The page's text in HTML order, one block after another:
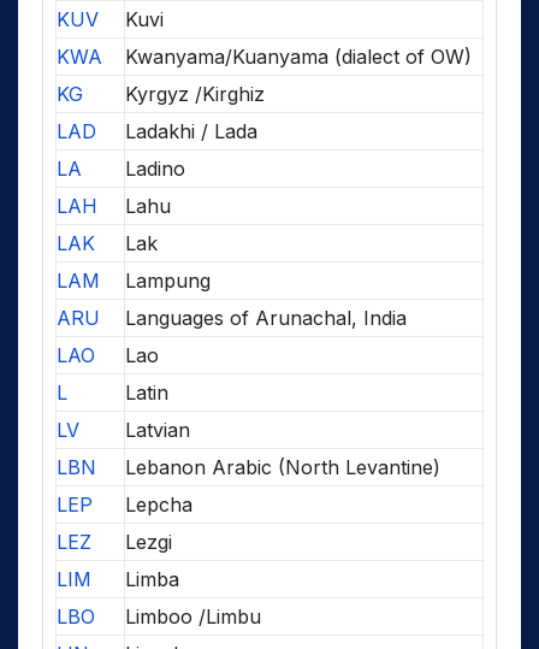
KUV
Kuvi
KWA
Kwanyama/Kuanyama (dialect of OW)
KG
Kyrgyz /Kirghiz
LAD
Ladakhi / Lada
LA
Ladino
LAH
Lahu
LAK
Lak
LAM
Lampung
ARU
Languages of Arunachal, India
LAO
Lao
L
Latin
LV
Latvian
LBN
Lebanon Arabic (North Levantine)
LEP
Lepcha
LEZ
Lezgi
LIM
Limba
LBO
Limboo /Limbu